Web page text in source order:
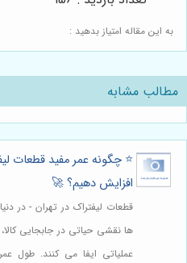
به این مقاله امتیاز بدهید :
مطالب مشابه
⭐️ چگونه عمر مفید قطعات
افزایش دهیم؟ 🚀
قطعات لیفتراک در تهران - در
ها نقشی حیاتی در جابجایی
عملیاتی ایفا می کنند. طول